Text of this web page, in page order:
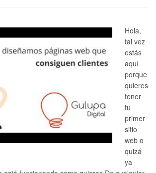
Hola,
tal vez
estás
aquí
porque
quieres
tener
tu
primer
sitio
web o
quizá
ya